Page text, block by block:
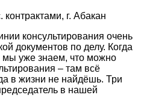
г. Абакан
консультирования очень
документов по делу. Когда
мы уже знаем, что можно
– там всё
в жизни не найдёшь. Три
в нашей